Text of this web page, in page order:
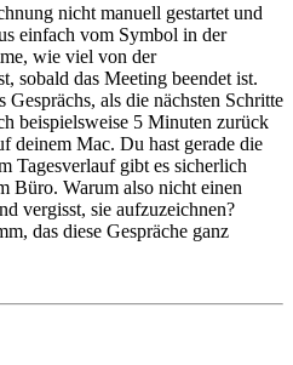
nicht manuell gestartet und
einfach vom Symbol in der
wie viel von der
sobald das Meeting beendet ist.
als die nächsten Schritte
beispielsweise 5 Minuten zurück
deinem Mac. Du hast gerade die
Tagesverlauf gibt es sicherlich
Büro. Warum also nicht einen
vergisst, sie aufzuzeichnen?
das diese Gespräche ganz